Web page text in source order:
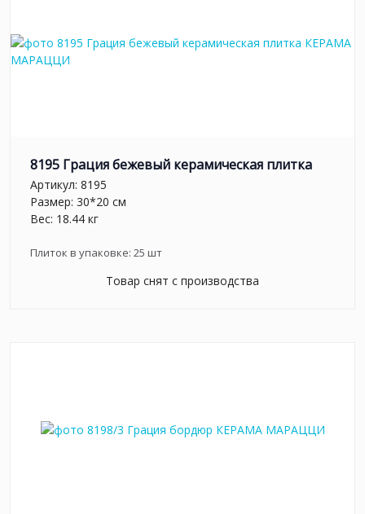
8195 Грация бежевый керамическая плитка
Артикул: 8195
Размер: 30*20 см
Вес: 18.44 кг
Плиток в упаковке: 25 шт
Товар снят с производства